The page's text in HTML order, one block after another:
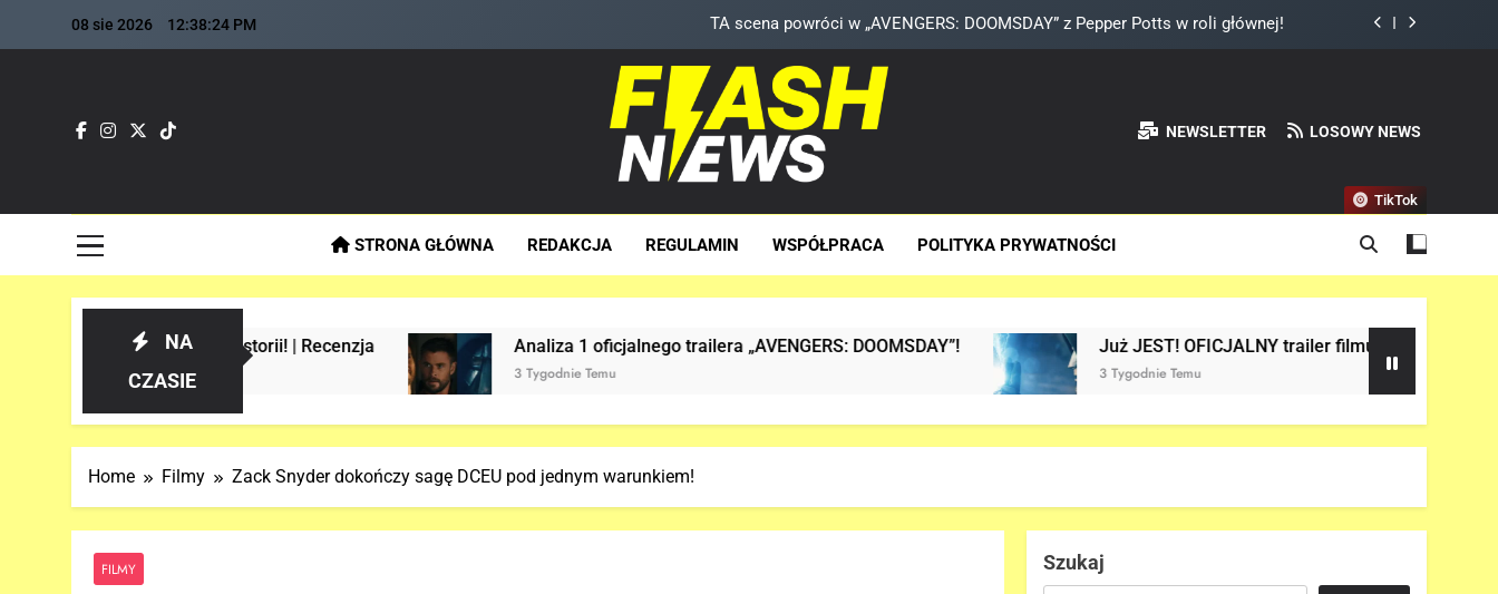
08 sie 2026 12:38:25 PM Znamy szczegóły sceny z modlitwą Thora do Odyna! – „AVENGERS: DOOMSDAY”
Kit Connor dołączy do obsady „X-MEN” jako nowy Scott Summers!
Co naprawdę wydarzyło się na Staten Island? – „SPIDER-MAN: BRAND NEW DAY”
TA scena powróci w „AVENGERS: DOOMSDAY” z Pepper Potts w roli głównej!
Kit Connor dołączy do obsady „X-MEN” jako nowy Scott Summers!
Flash News
Najszybsza Dawka Newsów W Sieci
NEWSLETTER LOSOWY NEWS
STRONA GŁÓWNA REDAKCJA REGULAMIN WSPÓŁPRACA POLITYKA PRYWATNOŚCI
TikTok
NA
CZASIE
w historii! | Recenzja Analiza 1 oficjalnego trailera „AVENGERS: DOOMSDAY”!
3 Tygodnie Temu
Już JEST! OFICJALNY trailer filmu „AVENGERS: DOOMSDAY” w sieci!
3 Tygodnie Temu
Home Filmy Zack Snyder dokończy sagę DCEU pod jednym warunkiem!
FILMY Szukaj